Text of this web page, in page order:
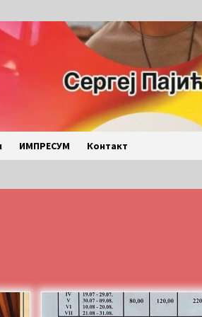
ИМПРЕСУМ Контакт
Povratak u
časopisa Runway